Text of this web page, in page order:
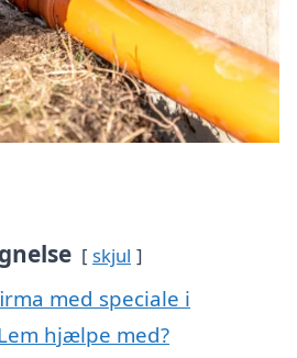
skjul
med speciale i
hjælpe med?